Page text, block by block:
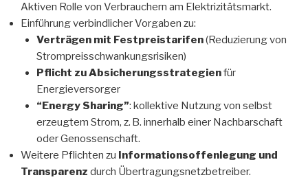
Aktiven Rolle von Verbrauchern am Elektrizitätsmarkt.
Einführung verbindlicher Vorgaben zu:
Verträgen mit Festpreistarifen(Reduzierung von
Strompreisschwankungsrisiken)
Pflicht zu Absicherungsstrategienfür
Energieversorger
“Energy Sharing”: kollektive Nutzung von selbst
erzeugtem Strom, z. B. innerhalb einer Nachbarschaft
oder Genossenschaft.
Weitere Pflichten zu Informationsoffenlegung und
Transparenz durch Übertragungsnetzbetreiber.